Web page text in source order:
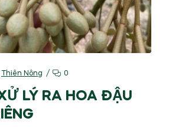
Thiên Nông 0
LÝ RA HOA ĐẬU